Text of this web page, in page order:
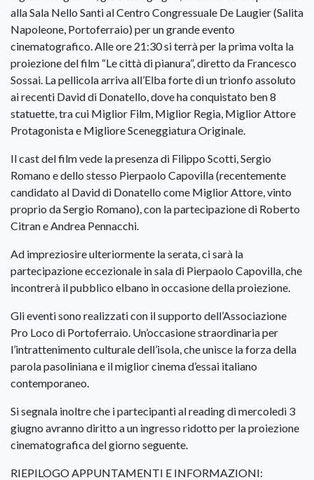
alla Sala Nello Santi al Centro Congressuale De Laugier (Salita
Napoleone, Portoferraio) per un grande evento
cinematografico. Alle ore 21:30 si terrà per la prima volta la
proiezione del film “Le città di pianura”, diretto da Francesco
Sossai. La pellicola arriva all’Elba forte di un trionfo assoluto
ai recenti David di Donatello, dove ha conquistato ben 8
statuette, tra cui Miglior Film, Miglior Regia, Miglior Attore
Protagonista e Migliore Sceneggiatura Originale.
Il cast del film vede la presenza di Filippo Scotti, Sergio
Romano e dello stesso Pierpaolo Capovilla (recentemente
candidato al David di Donatello come Miglior Attore, vinto
proprio da Sergio Romano), con la partecipazione di Roberto
Citran e Andrea Pennacchi.
Ad impreziosire ulteriormente la serata, ci sarà la
partecipazione eccezionale in sala di Pierpaolo Capovilla, che
incontrerà il pubblico elbano in occasione della proiezione.
Gli eventi sono realizzati con il supporto dell’Associazione
Pro Loco di Portoferraio. Un’occasione straordinaria per
l’intrattenimento culturale dell’isola, che unisce la forza della
parola pasoliniana e il miglior cinema d’essai italiano
contemporaneo.
Si segnala inoltre che i partecipanti al reading di mercoledì 3
giugno avranno diritto a un ingresso ridotto per la proiezione
cinematografica del giorno seguente.
RIEPILOGO APPUNTAMENTI E INFORMAZIONI: